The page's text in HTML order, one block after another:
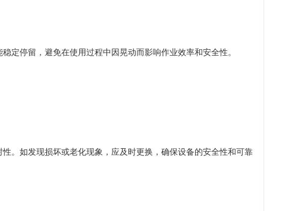
定停留，避免在使用过程中因晃动而影响作业效率和安全性。
。如发现损坏或老化现象，应及时更换，确保设备的安全性和可靠